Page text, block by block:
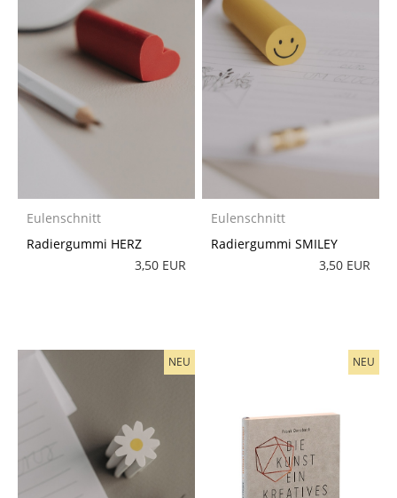
Eulenschnitt
Radiergummi HERZ
3,50 EUR
Eulenschnitt
Radiergummi SMILEY
3,50 EUR
NEU NEU